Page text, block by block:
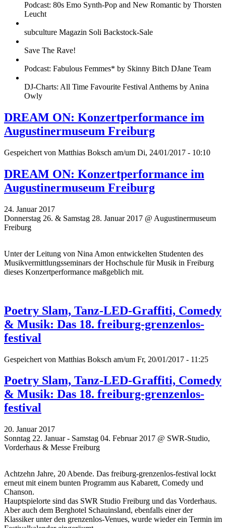
Podcast: 80s Emo Synth-Pop and New Romantic by Thorsten
Leucht
subculture Magazin Soli Backstock-Sale
Save The Rave!
Podcast: Fabulous Femmes* by Skinny Bitch DJane Team
DJ-Charts: All Time Favourite Festival Anthems by Anina
Owly
DREAM ON: Konzertperformance im
Augustinermuseum Freiburg
Gespeichert von Matthias Boksch am/um Di, 24/01/2017 - 10:10
DREAM ON: Konzertperformance im
Augustinermuseum Freiburg
24. Januar 2017
Donnerstag 26. & Samstag 28. Januar 2017 @ Augustinermuseum
Freiburg
Unter der Leitung von Nina Amon entwickelten Studenten des
Musikvermittlungsseminars der Hochschule für Musik in Freiburg
dieses Konzertperformance maßgeblich mit.
Poetry Slam, Tanz-LED-Graffiti, Comedy
& Musik: Das 18. freiburg-grenzenlos-
festival
Gespeichert von Matthias Boksch am/um Fr, 20/01/2017 - 11:25
Poetry Slam, Tanz-LED-Graffiti, Comedy
& Musik: Das 18. freiburg-grenzenlos-
festival
20. Januar 2017
Sonntag 22. Januar - Samstag 04. Februar 2017 @ SWR-Studio,
Vorderhaus & Messe Freiburg
Achtzehn Jahre, 20 Abende. Das freiburg-grenzenlos-festival lockt
erneut mit einem bunten Programm aus Kabarett, Comedy und
Chanson.
Hauptspielorte sind das SWR Studio Freiburg und das Vorderhaus.
Aber auch dem Berghotel Schauinsland, ebenfalls einer der
Klassiker unter den grenzenlos-Venues, wurde wieder ein Termin im